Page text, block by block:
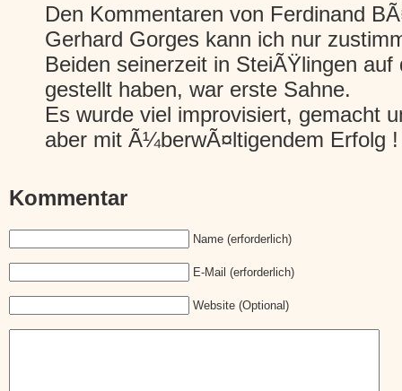
Den Kommentaren von Ferdinand
Gerhard Gorges kann ich nur
Beiden seinerzeit in SteiÃŸlingen auf
gestellt haben, war erste Sahne.
Es wurde viel improvisiert, gemacht
aber mit Ã¼berwÃ¤ltigendem Erfolg !
Kommentar
Name (erforderlich)
E-Mail (erforderlich)
Website (Optional)